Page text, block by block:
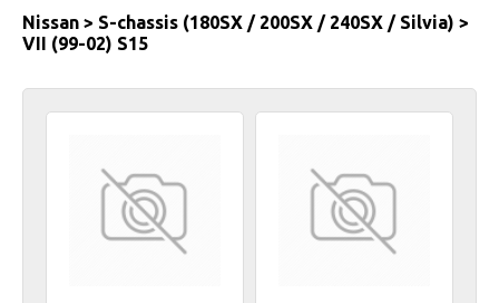
Nissan > S-chassis (180SX / 200SX / 240SX / Silvia) >
VII (99-02) S15